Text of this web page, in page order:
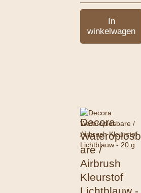
In
winkelwagen
Decora
Wateroplosb
are /
Airbrush
Kleurstof